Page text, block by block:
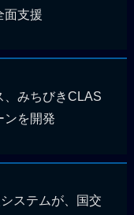
面支援
、みちびきCLAS
ンを開発
ステムが、国交